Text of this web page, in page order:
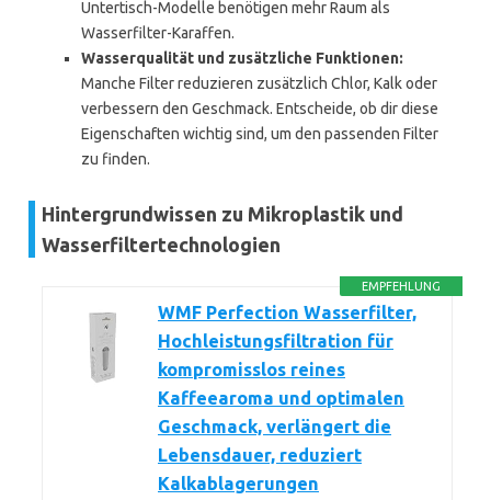
Untertisch-Modelle benötigen mehr Raum als
Wasserfilter-Karaffen.
Wasserqualität und zusätzliche Funktionen:
Manche Filter reduzieren zusätzlich Chlor, Kalk oder
verbessern den Geschmack. Entscheide, ob dir diese
Eigenschaften wichtig sind, um den passenden Filter
zu finden.
Hintergrundwissen zu Mikroplastik und
Wasserfiltertechnologien
EMPFEHLUNG
WMF Perfection Wasserfilter,
Hochleistungsfiltration für
kompromisslos reines
Kaffeearoma und optimalen
Geschmack, verlängert die
Lebensdauer, reduziert
Kalkablagerungen